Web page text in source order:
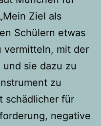
Ziel als
Schülern etwas
vermitteln, mit der
sie dazu zu
zu
schädlicher für
negative